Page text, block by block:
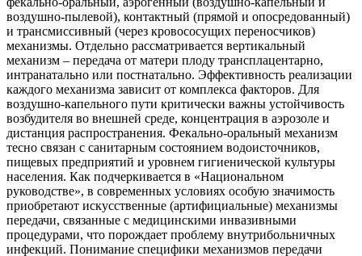
воздушно-пылевой), контактный (прямой и опосредованный)
и трансмиссивный (через кровососущих переносчиков)
механизмы. Отдельно рассматривается вертикальный
механизм – передача от матери плоду трансплацентарно,
интранатально или постнатально. Эффективность реализации
каждого механизма зависит от комплекса факторов. Для
воздушно-капельного пути критически важны устойчивость
возбудителя во внешней среде, концентрация в аэрозоле и
дистанция распространения. Фекально-оральный механизм
тесно связан с санитарным состоянием водоисточников,
пищевых предприятий и уровнем гигиенической культуры
населения. Как подчеркивается в «Национальном
руководстве», в современных условиях особую значимость
приобретают искусственные (артифициальные) механизмы
передачи, связанные с медицинскими инвазивными
процедурами, что порождает проблему внутрибольничных
инфекций. Понимание специфики механизмов передачи